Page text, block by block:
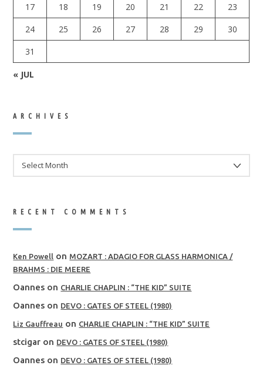
17
18 19 20 21 22
23
24
25 26 27 28 29
30
31
« JUL
ARCHIVES
RECENT COMMENTS
Ken Powell on MOZART : ADAGIO FOR GLASS HARMONICA /
BRAHMS : DIE MEERE
Oannes on CHARLIE CHAPLIN : “THE KID” SUITE
Oannes on DEVO : GATES OF STEEL (1980)
Liz Gauffreau on CHARLIE CHAPLIN : “THE KID” SUITE
stcigar on DEVO : GATES OF STEEL (1980)
Oannes on DEVO : GATES OF STEEL (1980)